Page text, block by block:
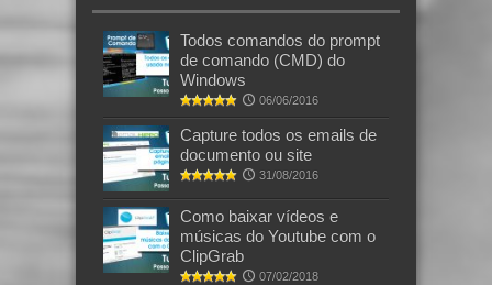
Todos comandos do prompt
de comando (CMD) do
Windows
06/06/2016
Capture todos os emails de
documento ou site
31/08/2016
Como baixar vídeos e
músicas do Youtube com o
ClipGrab
07/02/2018